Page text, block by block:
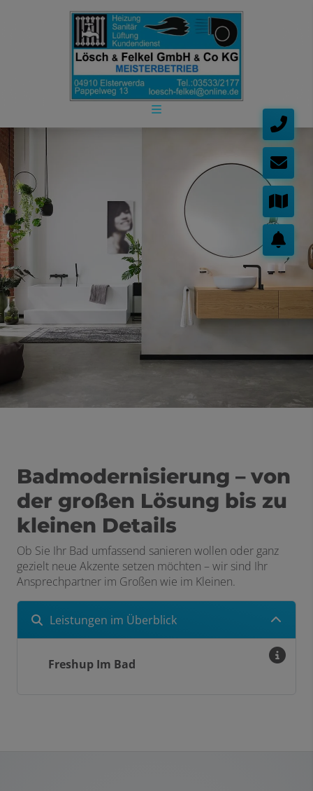
Badmodernisierung – von
der großen Lösung bis zu
kleinen Details
Ob Sie Ihr Bad umfassend sanieren wollen oder ganz
gezielt neue Akzente setzen möchten – wir sind Ihr
Ansprechpartner im Großen wie im Kleinen.
Leistungen im Überblick
Freshup Im Bad